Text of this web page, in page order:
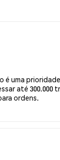
é uma
até 300.000
ordens.